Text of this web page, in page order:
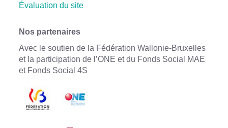
Évaluation du site
Nos partenaires
Avec le soutien de la Fédération Wallonie-Bruxelles
et la participation de l’ONE et du Fonds Social MAE
et Fonds Social 4S